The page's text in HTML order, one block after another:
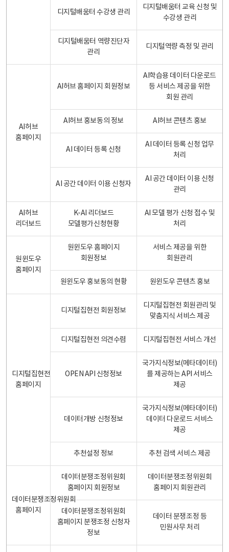
디지털배움터 수강생 관리
디지털배움터 교육 신청 및
수강생 관리
디지털배움터 역량진단자
관리
디지털역량 측정 및 관리
AI허브
홈페이지
AI허브 홈페이지 회원정보
AI학습용 데이터 다운로드
등 서비스 제공을 위한
회원 관리
AI허브 홍보동의 정보 AI허브 콘텐츠 홍보
AI 데이터 등록 신청
AI 데이터 등록 신청 업무
처리
AI 공간 데이터 이용 신청자
AI 공간 데이터 이용 신청
관리
AI허브
리더보드
K-AI 리더보드
모델평가신청현황
AI 모델 평가 신청 접수 및
처리
원윈도우
홈페이지
원윈도우 홈페이지
회원정보
서비스 제공을 위한
회원관리
원윈도우 홍보동의 현황 원윈도우 콘텐츠 홍보
디지털집현전
홈페이지
디지털집현전 회원정보
디지털집현전 회원관리 및
맞춤지식 서비스 제공
디지털집현전 의견수렴 디지털집현전 서비스 개선
OPEN API 신청정보
국가지식정보(메타데이터)
를 제공하는 API 서비스
제공
데이터개방 신청정보
국가지식정보(메타데이터)
데이터 다운로드 서비스
제공
추천설정 정보 추천 검색 서비스 제공
데이터분쟁조정위원회
홈페이지
데이터분쟁조정위원회
홈페이지 회원정보
데이터분쟁조정위원회
홈페이지 회원관리
데이터분쟁조정위원회
홈페이지 분쟁조정 신청자
정보
데이터 분쟁조정 등
민원사무 처리